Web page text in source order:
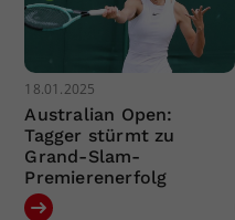
18.01.2025
Australian Open:
Tagger stürmt zu
Grand-Slam-
Premierenerfolg